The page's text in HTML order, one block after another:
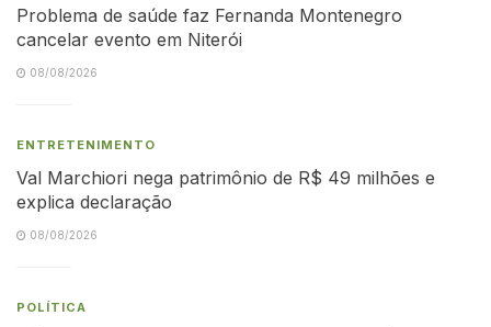
Problema de saúde faz Fernanda Montenegro
cancelar evento em Niterói
08/08/2026
ENTRETENIMENTO
Val Marchiori nega patrimônio de R$ 49 milhões e
explica declaração
08/08/2026
POLÍTICA